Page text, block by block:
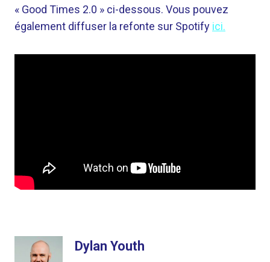
« Good Times 2.0 » ci-dessous. Vous pouvez
également diffuser la refonte sur Spotify ici.
Dylan Youth